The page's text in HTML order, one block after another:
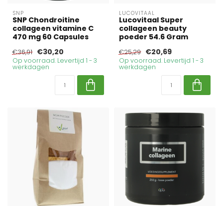
SNP
SNP Chondroitine
collageen vitamine C
470 mg 60 Capsules
€36,91 €30,20
Op voorraad. Levertijd 1 - 3
werkdagen
LUCOVITAAL
Lucovitaal Super
collageen beauty
poeder 54.6 Gram
€25,29 €20,69
Op voorraad. Levertijd 1 - 3
werkdagen